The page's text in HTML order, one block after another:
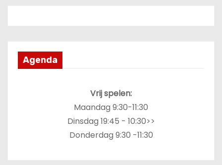
Agenda
Vrij spelen:
Maandag 9:30-11:30
Dinsdag 19:45 - 10:30>>
Donderdag 9:30 -11:30